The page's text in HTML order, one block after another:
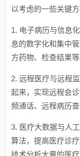
以考虑的一些关键方
1. 电子病历与信息
息的数字化和集中
方药物、检查结果等
2. 远程医疗与远程
起来，实现远程会
频通话、远程病历
3. 医疗大数据与人
算法，提高医疗诊
技术分析大量的医